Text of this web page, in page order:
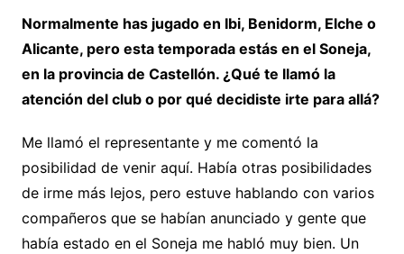
Normalmente has jugado en Ibi, Benidorm, Elche o
Alicante, pero esta temporada estás en el Soneja,
en la provincia de Castellón. ¿Qué te llamó la
atención del club o por qué decidiste irte para allá?
Me llamó el representante y me comentó la
posibilidad de venir aquí. Había otras posibilidades
de irme más lejos, pero estuve hablando con varios
compañeros que se habían anunciado y gente que
había estado en el Soneja me habló muy bien. Un